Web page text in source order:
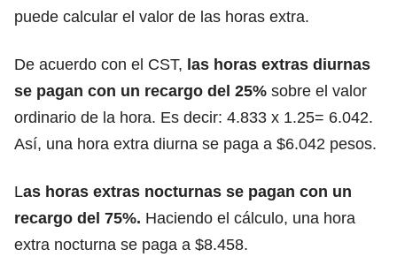
puede calcular el valor de las horas extra.
De acuerdo con el CST, las horas extras diurnas
se pagan con un recargo del 25% sobre el valor
ordinario de la hora. Es decir: 4.833 x 1.25= 6.042.
Así, una hora extra diurna se paga a $6.042 pesos.
Las horas extras nocturnas se pagan con un
recargo del 75%. Haciendo el cálculo, una hora
extra nocturna se paga a $8.458.